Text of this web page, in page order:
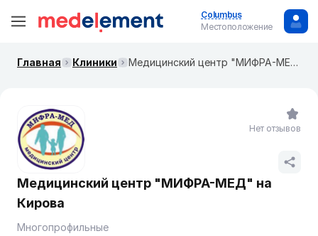
Columbus
Местоположение
Главная Клиники Медицинский центр "МИФРА-МЕД" на Кирова
Медицинский центр "МИФРА-МЕД" на
Кирова
Многопрофильные
Нет отзывов